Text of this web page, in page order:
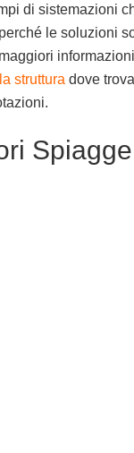
di sistemazioni
le soluzioni
struttura dove